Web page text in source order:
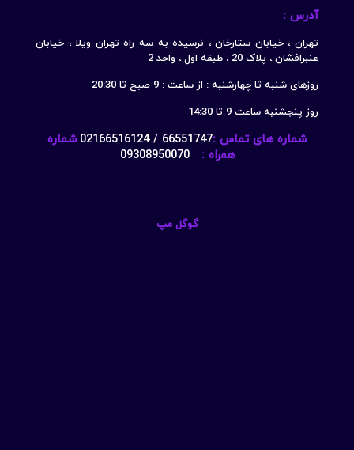
آدرس :
تهران ، خیابان ستارخان ، نرسیده به سه راه تهران ویلا ، خیابان
عنبرافشان ، پلاک 20 ، طبقه اول ، واحد 2
روزهای شنبه تا چهارشنبه : از ساعت : 9 صبح تا 20:30
روز پنجشنبه ساعت 9 تا 14:30
شماره های تماس :66551747 / 02166516124
شماره
همراه :
09308950070
گوگل مپ